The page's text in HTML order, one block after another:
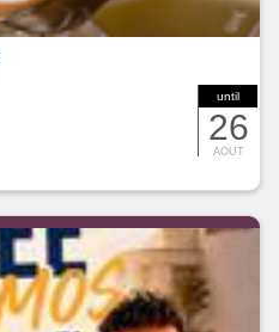
until
26
AOUT